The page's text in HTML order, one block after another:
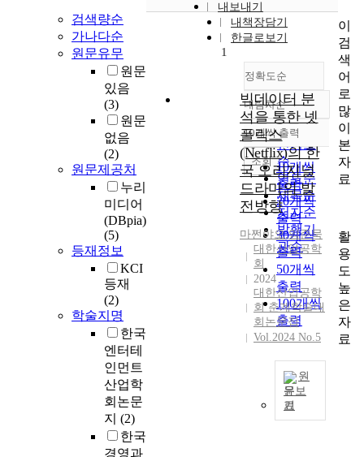
검색량순
가나다순
원문유무
원문
있음
(3)
원문
없음
(2)
원문제공처
누리
미디어
(DBpia)
(5)
등재정보
KCI
등재
(2)
학술지명
한국
엔터테
인먼트
산업학
회논문
지 (2)
한국
경영과
내보내기
내책장담기
한글로보기
정확도순
정확도
순
인기도
순
연도순
제목순
저자순
발행기
관순
내림차순
내림차순
10개씩 출력
10개씩
출력
20개씩
출력
30개씩
출력
50개씩
출력
100개씩
출력
조회
1
빅데이터 분
석을 통한 넷
플릭스
(Netflix)의 한
국 오리지널
드라마의 발
전방향
마쩐야오,임준묵
대한산업공학
회
2024
대한산업공학
회 춘계학술대
회논문집
Vol.2024 No.5
원
문보
기
이
검
색
어
로
많
이
본
자
료
활
용
도
높
은
자
료